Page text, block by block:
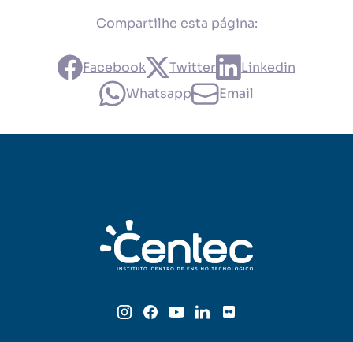
Compartilhe esta página:
Facebook Twitter
Linkedin
Whatsapp
Email